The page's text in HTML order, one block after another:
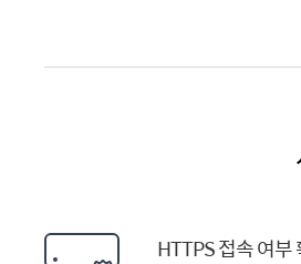
HTTPS 접속 여부